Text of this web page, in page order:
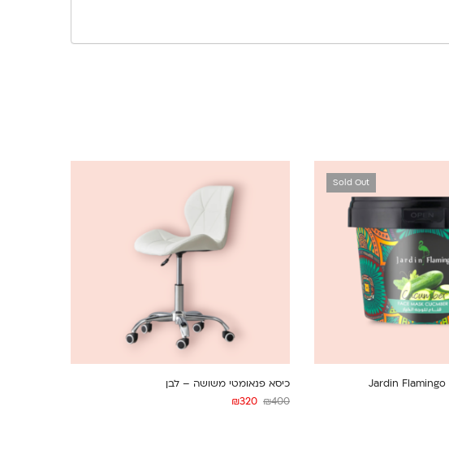
Sold Out
כיסא פנאומטי משושה – לבן
₪400
₪320